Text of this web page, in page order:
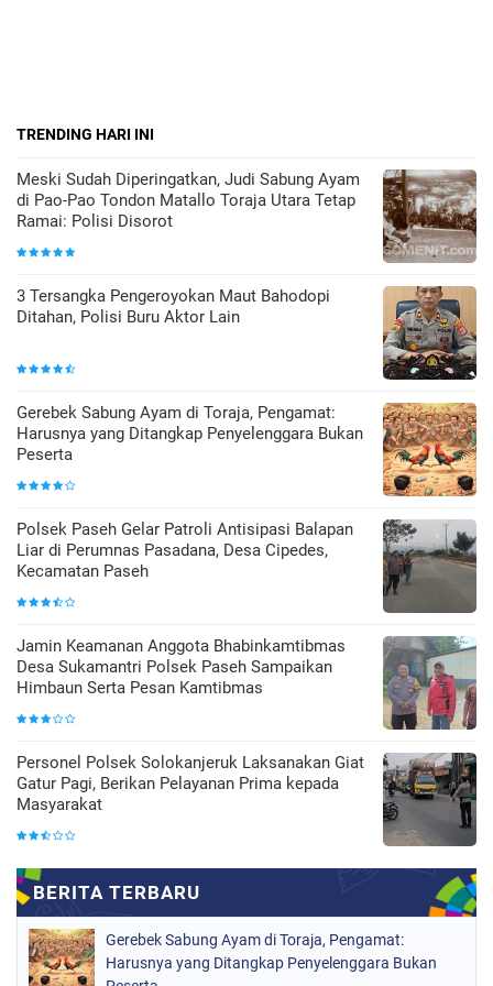
TRENDING HARI INI
Meski Sudah Diperingatkan, Judi Sabung Ayam
di Pao-Pao Tondon Matallo Toraja Utara Tetap
Ramai: Polisi Disorot
3 Tersangka Pengeroyokan Maut Bahodopi
Ditahan, Polisi Buru Aktor Lain
Gerebek Sabung Ayam di Toraja, Pengamat:
Harusnya yang Ditangkap Penyelenggara Bukan
Peserta
Polsek Paseh Gelar Patroli Antisipasi Balapan
Liar di Perumnas Pasadana, Desa Cipedes,
Kecamatan Paseh
Jamin Keamanan Anggota Bhabinkamtibmas
Desa Sukamantri Polsek Paseh Sampaikan
Himbaun Serta Pesan Kamtibmas
Personel Polsek Solokanjeruk Laksanakan Giat
Gatur Pagi, Berikan Pelayanan Prima kepada
Masyarakat
Gerebek Sabung Ayam di Toraja, Pengamat:
Harusnya yang Ditangkap Penyelenggara Bukan